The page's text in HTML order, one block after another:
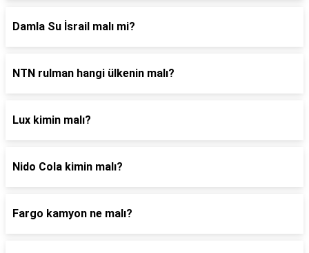
Damla Su İsrail malı mi?
NTN rulman hangi ülkenin malı?
Lux kimin malı?
Nido Cola kimin malı?
Fargo kamyon ne malı?